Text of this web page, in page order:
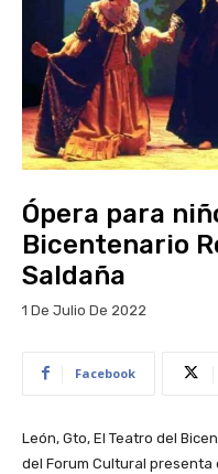
Ópera para
Bicentenario
Saldaña
1 De Julio De 2022
Facebook
León, Gto, El Teatro del
del Forum Cultural